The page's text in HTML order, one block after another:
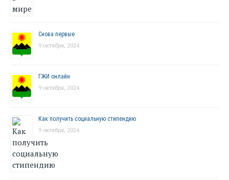
Снова первые
9 октября, 2024
ГЖИ онлайн
9 октября, 2024
Как получить социальную стипендию
9 октября, 2024